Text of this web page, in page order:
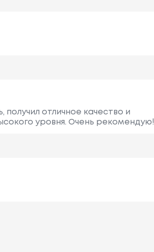
отличное качество и
уровня. Очень рекомендую!